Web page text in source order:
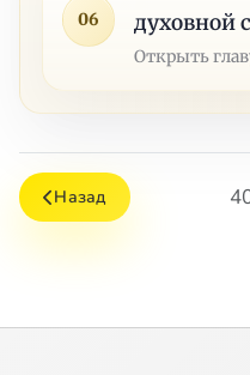
06
духовной
Открыть
Назад